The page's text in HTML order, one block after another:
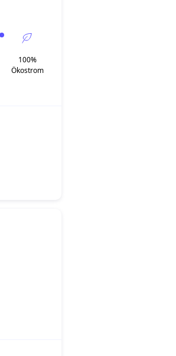
100%
Ökostrom